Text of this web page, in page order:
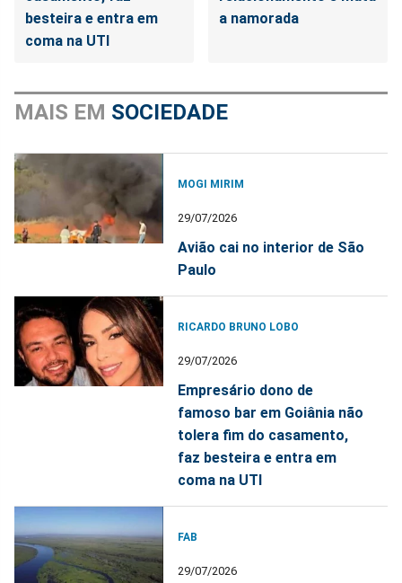
besteira e entra em
coma na UTI
a namorada
MAIS EM SOCIEDADE
MOGI MIRIM
29/07/2026
Avião cai no interior de São
Paulo
RICARDO BRUNO LOBO
29/07/2026
Empresário dono de
famoso bar em Goiânia não
tolera fim do casamento,
faz besteira e entra em
coma na UTI
FAB
29/07/2026